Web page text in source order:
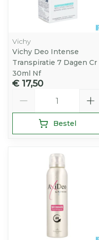
Vichy
Vichy Deo Intense
Transpiratie 7 Dagen Cr
30ml Nf
€ 17,50
Bestel